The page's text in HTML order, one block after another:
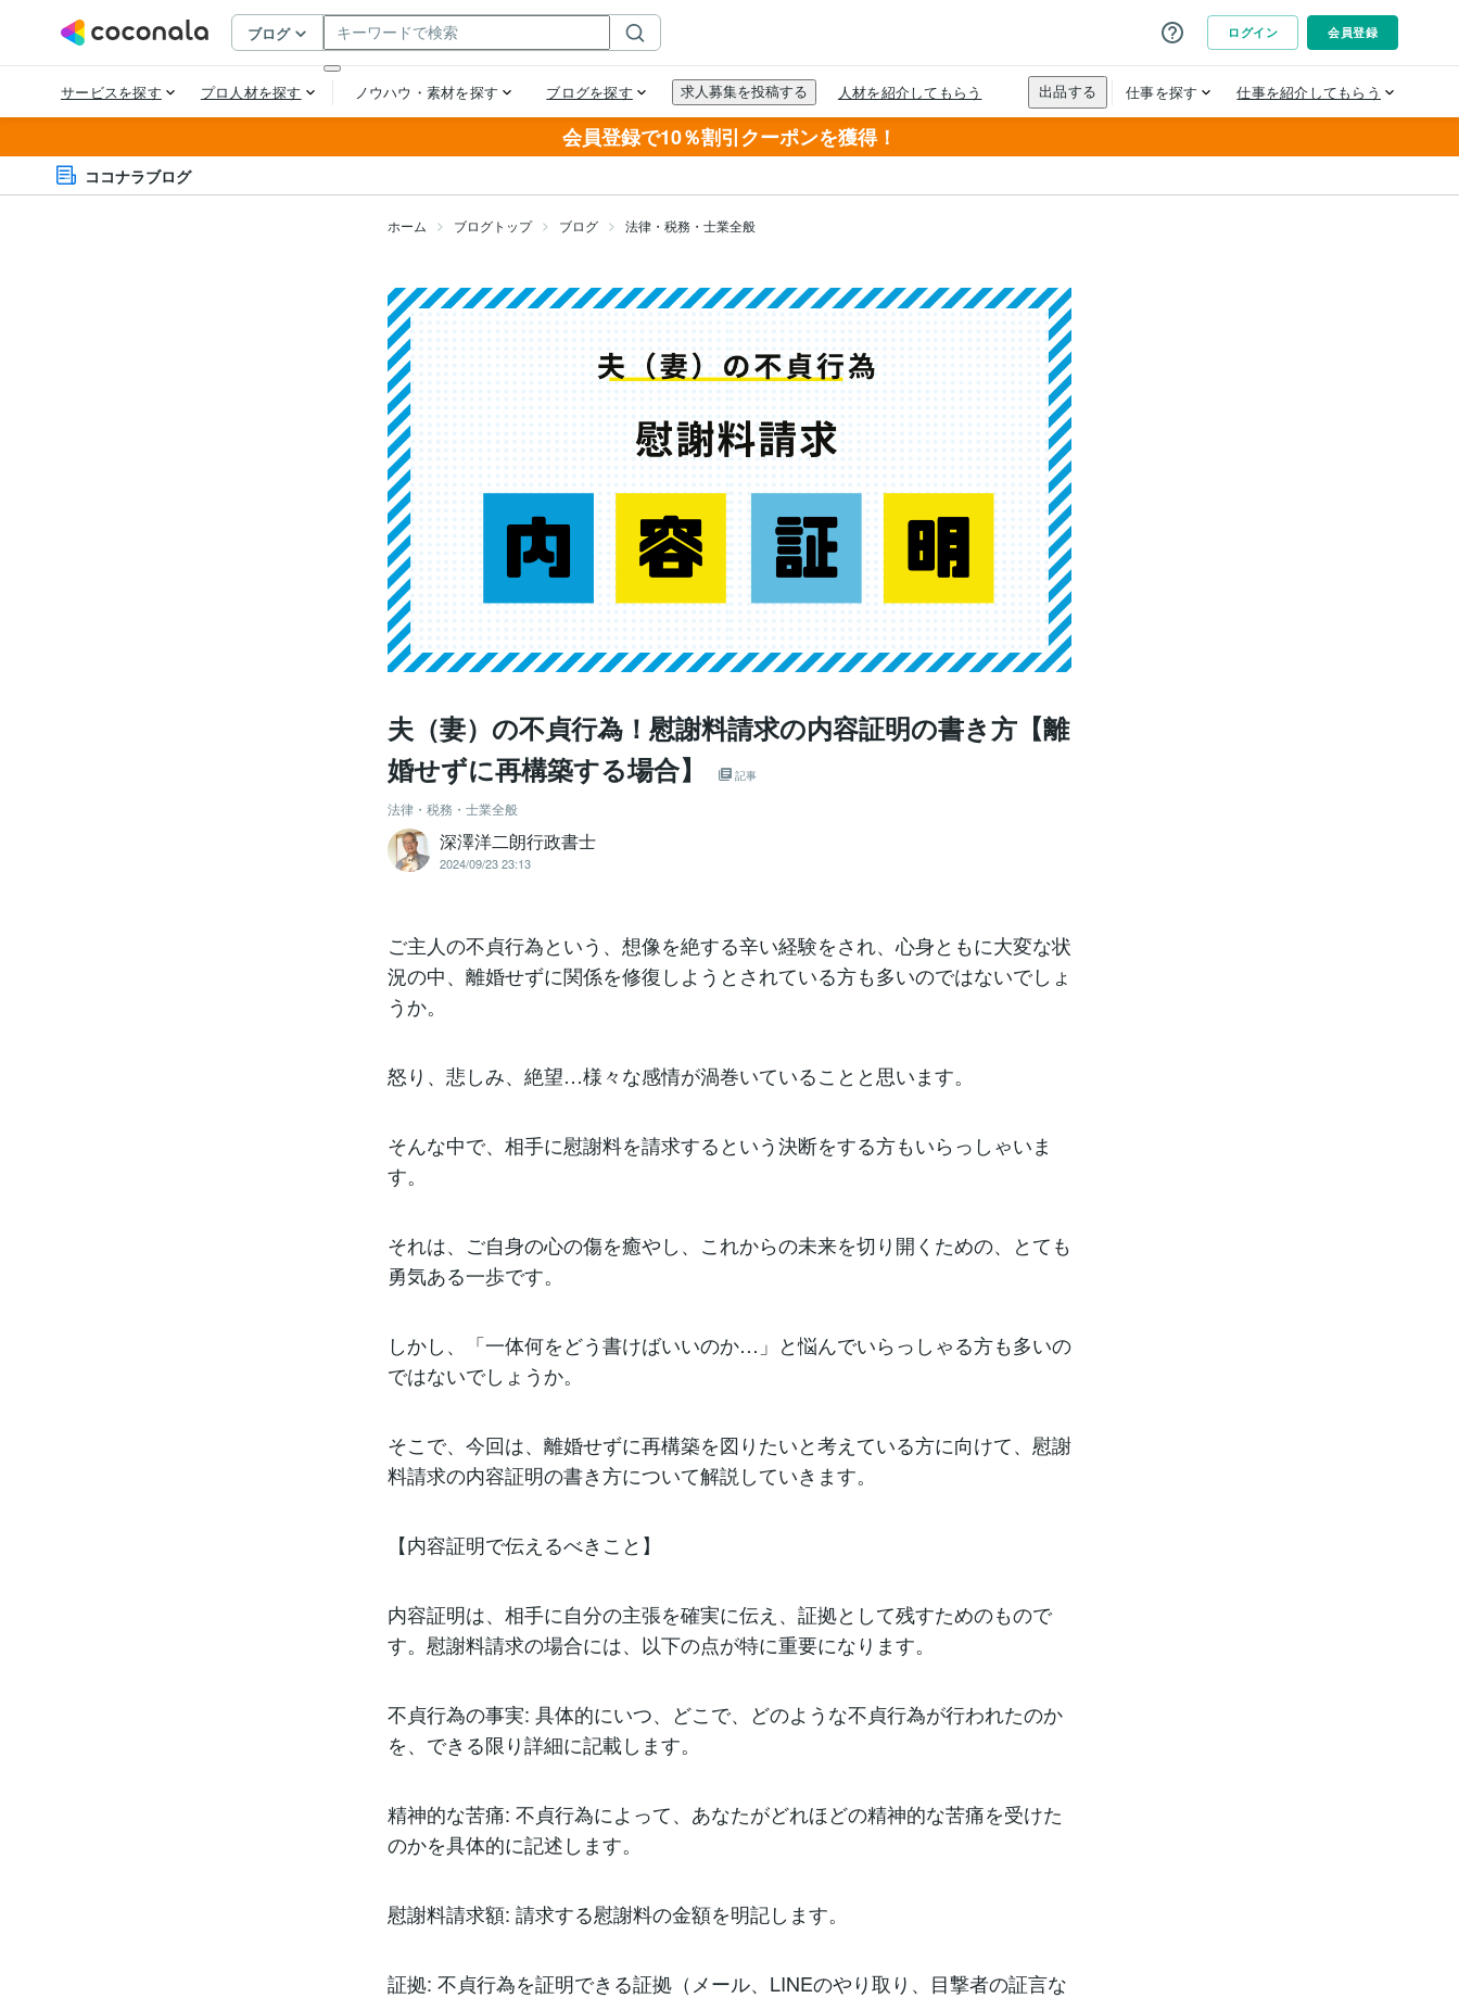
会員登録で10％割引クーポンを獲得！
ココナラブログ
ホーム ブログトップ ブログ 法律・税務・士業全般
夫（妻）の不貞行為！慰謝料請求の内容証明の書き方【離
婚せずに再構築する場合】
記事
法律・税務・士業全般
深澤洋二朗行政書士
2024/09/23 23:13
ご主人の不貞行為という、想像を絶する辛い経験をされ、心身ともに大変な状
況の中、離婚せずに関係を修復しようとされている方も多いのではないでしょ
うか。
怒り、悲しみ、絶望…様々な感情が渦巻いていることと思います。
そんな中で、相手に慰謝料を請求するという決断をする方もいらっしゃいま
す。
それは、ご自身の心の傷を癒やし、これからの未来を切り開くための、とても
勇気ある一歩です。
しかし、「一体何をどう書けばいいのか…」と悩んでいらっしゃる方も多いの
ではないでしょうか。
そこで、今回は、離婚せずに再構築を図りたいと考えている方に向けて、慰謝
料請求の内容証明の書き方について解説していきます。
【内容証明で伝えるべきこと】
内容証明は、相手に自分の主張を確実に伝え、証拠として残すためのもので
す。慰謝料請求の場合には、以下の点が特に重要になります。
不貞行為の事実: 具体的にいつ、どこで、どのような不貞行為が行われたのか
を、できる限り詳細に記載します。
精神的な苦痛: 不貞行為によって、あなたがどれほどの精神的な苦痛を受けた
のかを具体的に記述します。
慰謝料請求額: 請求する慰謝料の金額を明記します。
証拠: 不貞行為を証明できる証拠（メール、LINEのやり取り、目撃者の証言な